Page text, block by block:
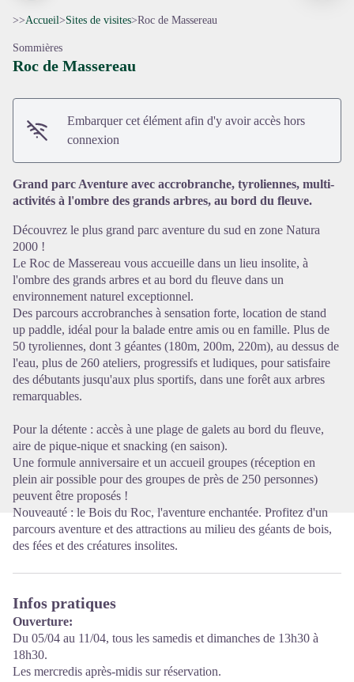
Voir l'image en plein écran
>>Accueil>Sites de visites>Roc de Massereau
Sommières
Roc de Massereau
Embarquer cet élément afin d'y avoir accès hors
connexion
Grand parc Aventure avec accrobranche, tyroliennes, multi-
activités à l'ombre des grands arbres, au bord du fleuve.
Découvrez le plus grand parc aventure du sud en zone Natura
2000 !
Le Roc de Massereau vous accueille dans un lieu insolite, à
l'ombre des grands arbres et au bord du fleuve dans un
environnement naturel exceptionnel.
Des parcours accrobranches à sensation forte, location de stand
up paddle, idéal pour la balade entre amis ou en famille. Plus de
50 tyroliennes, dont 3 géantes (180m, 200m, 220m), au dessus de
l'eau, plus de 260 ateliers, progressifs et ludiques, pour satisfaire
des débutants jusqu'aux plus sportifs, dans une forêt aux arbres
remarquables.
Pour la détente : accès à une plage de galets au bord du fleuve,
aire de pique-nique et snacking (en saison).
Une formule anniversaire et un accueil groupes (réception en
plein air possible pour des groupes de près de 250 personnes)
peuvent être proposés !
Nouveauté : le Bois du Roc, l'aventure enchantée. Profitez d'un
parcours aventure et des attractions au milieu des géants de bois,
des fées et des créatures insolites.
Infos pratiques
Ouverture:
Du 05/04 au 11/04, tous les samedis et dimanches de 13h30 à
18h30.
Les mercredis après-midis sur réservation.